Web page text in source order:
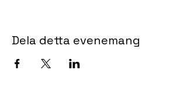
Dela detta evenemang